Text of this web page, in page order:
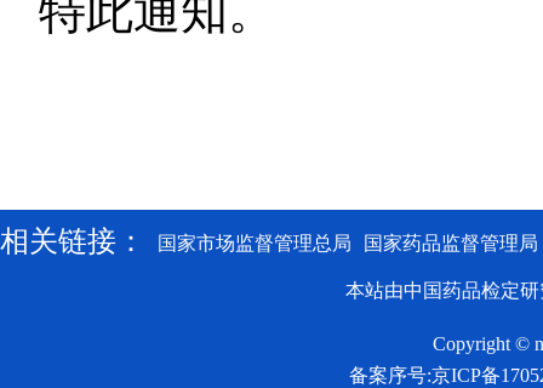
特此通知。
相关链接： 国家市场监督管理总局 国家药品监督管理局
本站由中国药品检定
Copyright ©
备案序号:京ICP备